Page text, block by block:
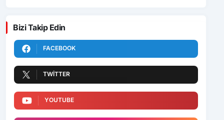
Bizi Takip Edin
FACEBOOK
TWITTER
YOUTUBE